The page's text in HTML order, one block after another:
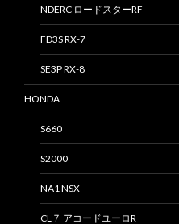
NDERC ロードスターRF
FD3S RX-7
SE3P RX-8
HONDA
S660
S2000
NA1 NSX
CL７ アコードユーロR